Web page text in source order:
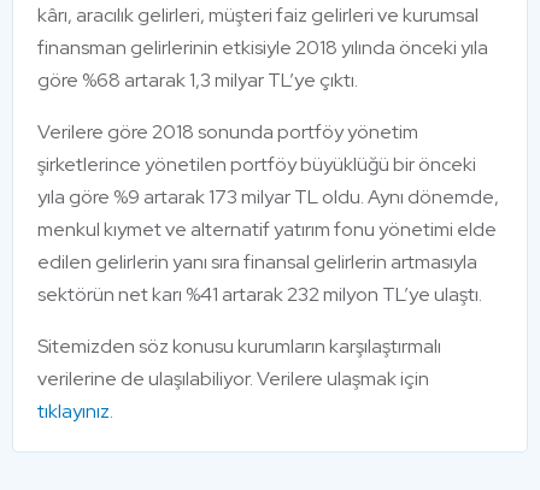
kârı, aracılık gelirleri, müşteri faiz gelirleri ve kurumsal
finansman gelirlerinin etkisiyle 2018 yılında önceki yıla
göre %68 artarak 1,3 milyar TL’ye çıktı.
Verilere göre 2018 sonunda portföy yönetim
şirketlerince yönetilen portföy büyüklüğü bir önceki
yıla göre %9 artarak 173 milyar TL oldu. Aynı dönemde,
menkul kıymet ve alternatif yatırım fonu yönetimi elde
edilen gelirlerin yanı sıra finansal gelirlerin artmasıyla
sektörün net karı %41 artarak 232 milyon TL’ye ulaştı.
Sitemizden söz konusu kurumların karşılaştırmalı
verilerine de ulaşılabiliyor. Verilere ulaşmak için
tıklayınız.